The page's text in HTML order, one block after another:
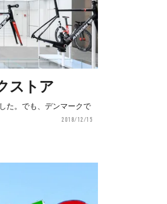
ストア
た。でも、デンマークで
2018/12/15